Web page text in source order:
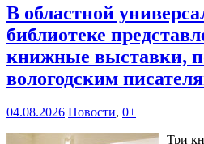
В областной
библиотеке
книжные выставки,
вологодским
04.08.2026 Новости, 0+
Три